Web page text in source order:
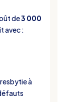
de3 000
avec :
à